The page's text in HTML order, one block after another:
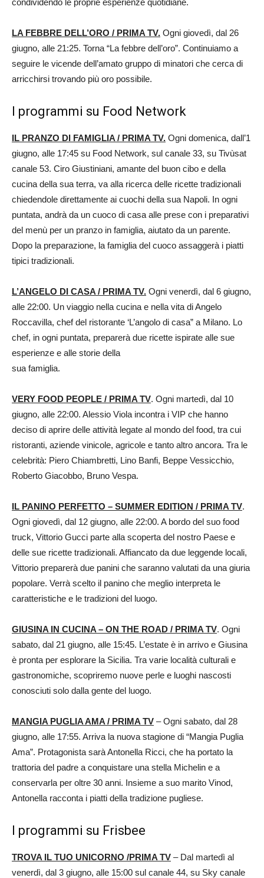
LA FEBBRE DELL’ORO / PRIMA TV. Ogni giovedì, dal 26
giugno, alle 21:25. Torna “La febbre dell’oro”. Continuiamo a
seguire le vicende dell’amato gruppo di minatori che cerca di
arricchirsi trovando più oro possibile.
I programmi su Food Network
IL PRANZO DI FAMIGLIA / PRIMA TV. Ogni domenica, dall’1
giugno, alle 17:45 su Food Network, sul canale 33, su Tivùsat
canale 53. Ciro Giustiniani, amante del buon cibo e della
cucina della sua terra, va alla ricerca delle ricette tradizionali
chiedendole direttamente ai cuochi della sua Napoli. In ogni
puntata, andrà da un cuoco di casa alle prese con i preparativi
del menù per un pranzo in famiglia, aiutato da un parente.
Dopo la preparazione, la famiglia del cuoco assaggerà i piatti
tipici tradizionali.
L’ANGELO DI CASA / PRIMA TV. Ogni venerdì, dal 6 giugno,
alle 22:00. Un viaggio nella cucina e nella vita di Angelo
Roccavilla, chef del ristorante ‘L’angolo di casa” a Milano. Lo
chef, in ogni puntata, preparerà due ricette ispirate alle sue
esperienze e alle storie della
sua famiglia.
VERY FOOD PEOPLE / PRIMA TV. Ogni martedì, dal 10
giugno, alle 22:00. Alessio Viola incontra i VIP che hanno
deciso di aprire delle attività legate al mondo del food, tra cui
ristoranti, aziende vinicole, agricole e tanto altro ancora. Tra le
celebrità: Piero Chiambretti, Lino Banfi, Beppe Vessicchio,
Roberto Giacobbo, Bruno Vespa.
IL PANINO PERFETTO – SUMMER EDITION / PRIMA TV.
Ogni giovedì, dal 12 giugno, alle 22:00. A bordo del suo food
truck, Vittorio Gucci parte alla scoperta del nostro Paese e
delle sue ricette tradizionali. Affiancato da due leggende locali,
Vittorio preparerà due panini che saranno valutati da una giuria
popolare. Verrà scelto il panino che meglio interpreta le
caratteristiche e le tradizioni del luogo.
GIUSINA IN CUCINA – ON THE ROAD / PRIMA TV. Ogni
sabato, dal 21 giugno, alle 15:45. L’estate è in arrivo e Giusina
è pronta per esplorare la Sicilia. Tra varie località culturali e
gastronomiche, scopriremo nuove perle e luoghi nascosti
conosciuti solo dalla gente del luogo.
MANGIA PUGLIA AMA / PRIMA TV – Ogni sabato, dal 28
giugno, alle 17:55. Arriva la nuova stagione di “Mangia Puglia
Ama”. Protagonista sarà Antonella Ricci, che ha portato la
trattoria del padre a conquistare una stella Michelin e a
conservarla per oltre 30 anni. Insieme a suo marito Vinod,
Antonella racconta i piatti della tradizione pugliese.
I programmi su Frisbee
TROVA IL TUO UNICORNO /PRIMA TV – Dal martedì al
venerdì, dal 3 giugno, alle 15:00 sul canale 44, su Sky canale